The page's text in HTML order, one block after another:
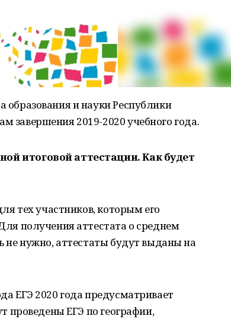
и науки Республики
завершения 2019-2020 учебного года.
итоговой аттестации. Как будет
тех участников, которым его
получения аттестата о среднем
не нужно, аттестаты будут выданы на
ЕГЭ 2020 года предусматривает
проведены ЕГЭ по географии,